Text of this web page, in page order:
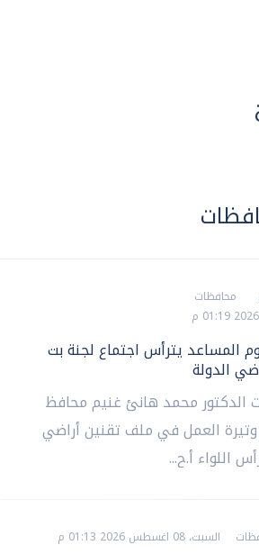
محافظات
المساعد يترأس اجتماع لجنة بت
الدولة
الدكتور محمد هانئ غنيم محافظ
وتيرة العمل في ملف تقنين أراضي
اللواء أ.ح...
السبت، 08 اغسطس 2026 01:13 م